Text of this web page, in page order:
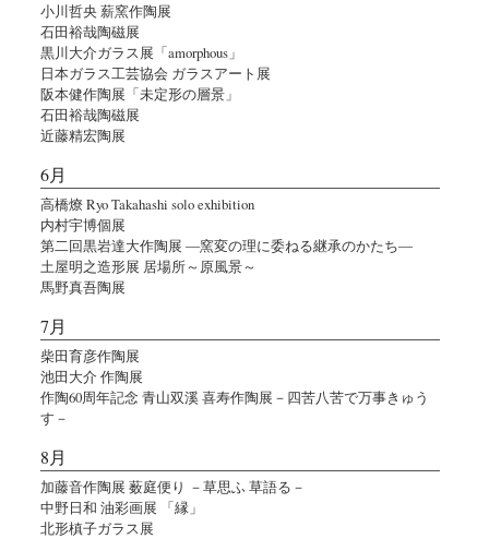
小川哲央 薪窯作陶展
石田裕哉陶磁展
黒川大介ガラス展「amorphous」
日本ガラス工芸協会 ガラスアート展
阪本健作陶展「未定形の層景」
石田裕哉陶磁展
近藤精宏陶展
6月
高橋燎 Ryo Takahashi solo exhibition
内村宇博個展
第二回黒岩達大作陶展 ―窯変の理に委ねる継承のかたち―
土屋明之造形展 居場所～原風景～
馬野真吾陶展
7月
柴田育彦作陶展
池田大介 作陶展
作陶60周年記念 青山双溪 喜寿作陶展－四苦八苦で万事きゅう
す－
8月
加藤音作陶展 薮庭便り －草思ふ 草語る－
中野日和 油彩画展 「縁」
北形槙子ガラス展